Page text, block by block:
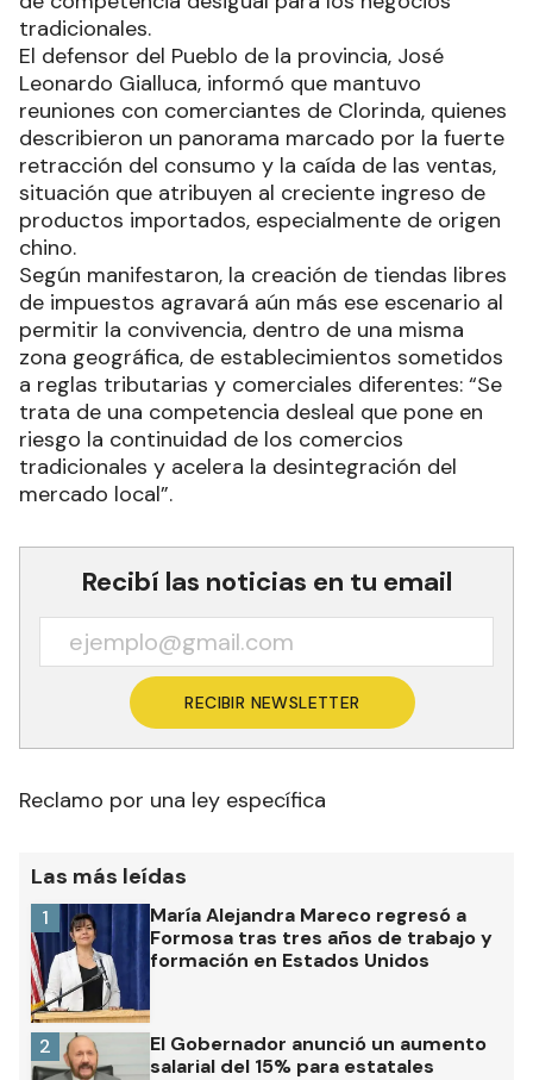
tradicionales.
El defensor del Pueblo de la provincia, José
Leonardo Gialluca, informó que mantuvo
reuniones con comerciantes de Clorinda, quienes
describieron un panorama marcado por la fuerte
retracción del consumo y la caída de las ventas,
situación que atribuyen al creciente ingreso de
productos importados, especialmente de origen
chino.
Según manifestaron, la creación de tiendas libres
de impuestos agravará aún más ese escenario al
permitir la convivencia, dentro de una misma
zona geográfica, de establecimientos sometidos
a reglas tributarias y comerciales diferentes: “Se
trata de una competencia desleal que pone en
riesgo la continuidad de los comercios
tradicionales y acelera la desintegración del
mercado local”.
Recibí las noticias en tu email
RECIBIR NEWSLETTER
Reclamo por una ley específica
Las más leídas
María Alejandra Mareco regresó a
Formosa tras tres años de trabajo y
formación en Estados Unidos
1
El Gobernador anunció un aumento
salarial del 15% para estatales
2